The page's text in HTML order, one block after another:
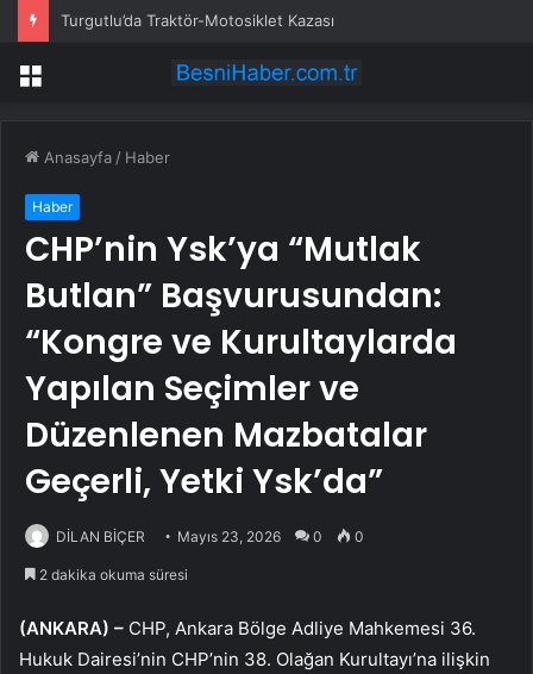
Turgutlu’da Traktör-Motosiklet Kazası
Menü
Anasayfa / Haber
Haber
CHP’nin Ysk’ya “Mutlak
Butlan” Başvurusundan:
“Kongre ve Kurultaylarda
Yapılan Seçimler ve
Düzenlenen Mazbatalar
Geçerli, Yetki Ysk’da”
DİLAN BİÇER Mayıs 23, 2026 0 0
2 dakika okuma süresi
(ANKARA) – CHP, Ankara Bölge Adliye Mahkemesi 36.
Hukuk Dairesi’nin CHP’nin 38. Olağan Kurultayı’na ilişkin